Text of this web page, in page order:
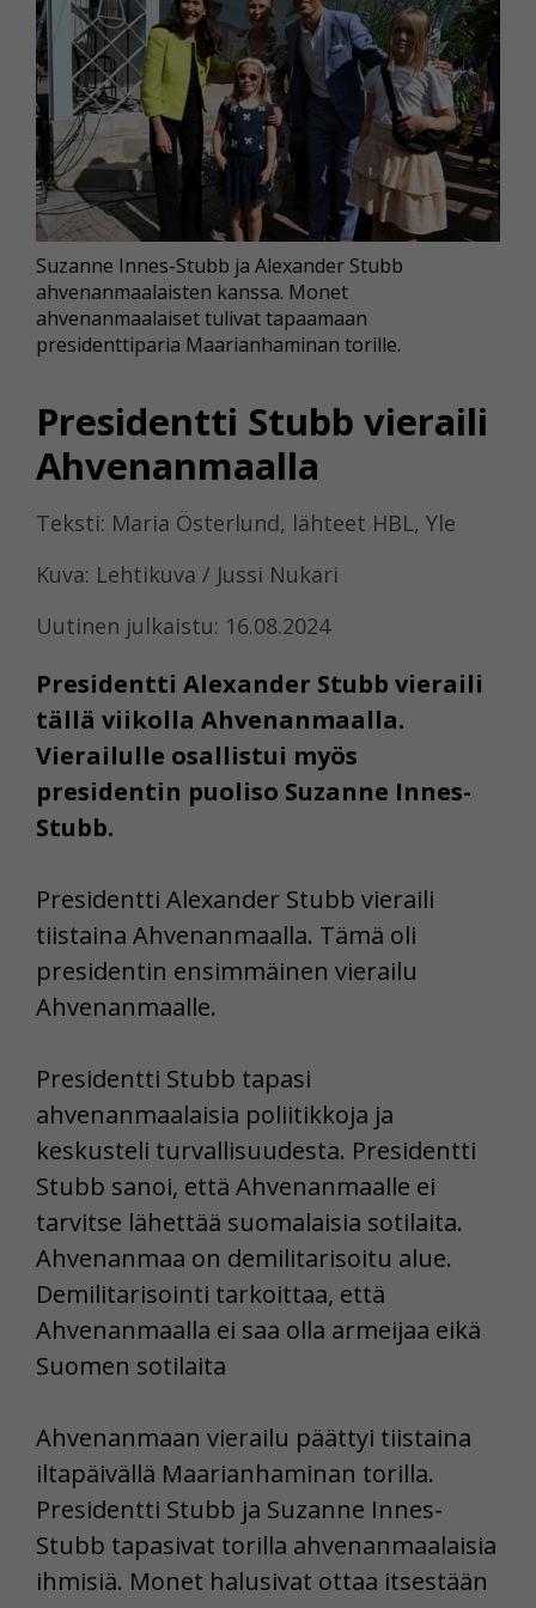
Presidentti Stubb vieraili
Ahvenanmaalla
Teksti: Maria Österlund, lähteet HBL, Yle
Kuva: Lehtikuva / Jussi Nukari
Uutinen julkaistu: 16.08.2024
Presidentti Alexander Stubb vieraili
tällä viikolla Ahvenanmaalla.
Vierailulle osallistui myös
presidentin puoliso Suzanne Innes-
Stubb.
Suzanne Innes-Stubb ja Alexander Stubb
ahvenanmaalaisten kanssa. Monet
ahvenanmaalaiset tulivat tapaamaan
presidenttiparia Maarianhaminan torille.
Presidentti Alexander Stubb vieraili
tiistaina Ahvenanmaalla. Tämä oli
presidentin ensimmäinen vierailu
Ahvenanmaalle.
Presidentti Stubb tapasi
ahvenanmaalaisia poliitikkoja ja
keskusteli turvallisuudesta. Presidentti
Stubb sanoi, että Ahvenanmaalle ei
tarvitse lähettää suomalaisia sotilaita.
Ahvenanmaa on demilitarisoitu alue.
Demilitarisointi tarkoittaa, että
Ahvenanmaalla ei saa olla armeijaa eikä
Suomen sotilaita
Ahvenanmaan vierailu päättyi tiistaina
iltapäivällä Maarianhaminan torilla.
Presidentti Stubb ja Suzanne Innes-
Stubb tapasivat torilla ahvenanmaalaisia
ihmisiä. Monet halusivat ottaa itsestään